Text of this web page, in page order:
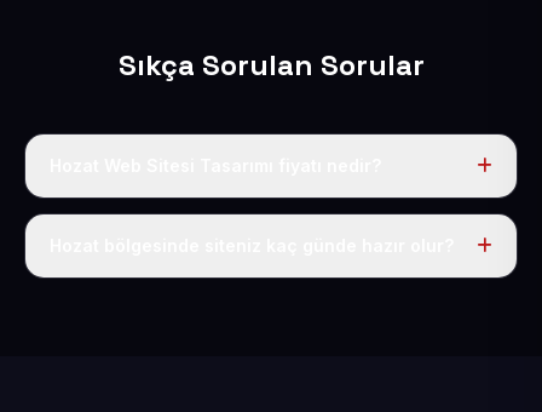
Sıkça Sorulan Sorular
Tek fiyat uygulanır: yıllık 50 USD + KDV. Bu bedele alan